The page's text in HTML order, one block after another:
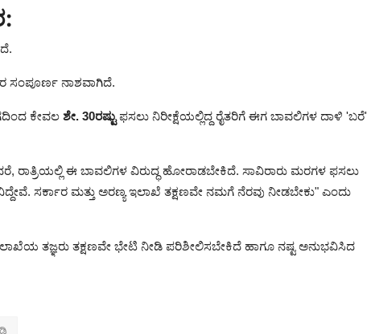
ಸಂಪೂರ್ಣ ನಾಶವಾಗಿದೆ.
ಕೇವಲ ಶೇ. 30ರಷ್ಟುಫಸಲು ನಿರೀಕ್ಷೆಯಲ್ಲಿದ್ದ ರೈತರಿಗೆ ಈಗ ಬಾವಲಿಗಳ ದಾಳಿ 'ಬರೆ'
ರಾತ್ರಿಯಲ್ಲಿ ಈ ಬಾವಲಿಗಳ ವಿರುದ್ಧ ಹೋರಾಡಬೇಕಿದೆ. ಸಾವಿರಾರು ಮರಗಳ ಫಸಲು
ಸರ್ಕಾರ ಮತ್ತು ಅರಣ್ಯ ಇಲಾಖೆ ತಕ್ಷಣವೇ ನಮಗೆ ನೆರವು ನೀಡಬೇಕು" ಎಂದು
ತಜ್ಞರು ತಕ್ಷಣವೇ ಭೇಟಿ ನೀಡಿ ಪರಿಶೀಲಿಸಬೇಕಿದೆ ಹಾಗೂ ನಷ್ಟ ಅನುಭವಿಸಿದ